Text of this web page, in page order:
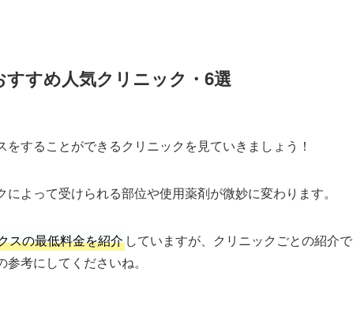
すめ人気クリニック・6選
することができるクリニックを見ていきましょう！
よって受けられる部位や使用薬剤が微妙に変わります。
スの最低料金を紹介 していますが、クリニックごとの紹介で
考にしてくださいね。